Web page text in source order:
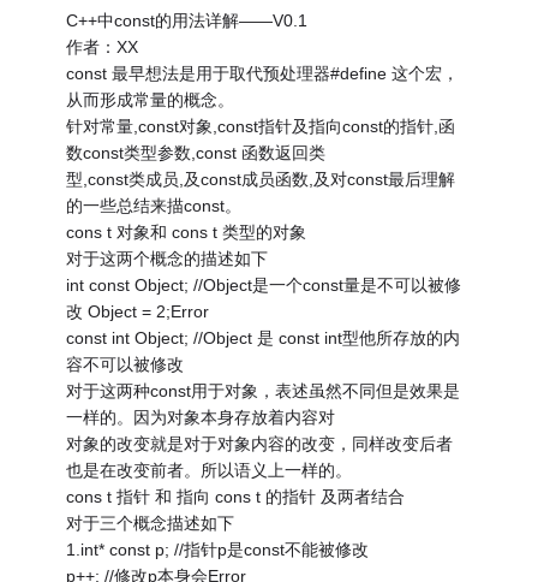
C++中const的用法详解——V0.1
作者：XX
const 最早想法是用于取代预处理器#define 这个宏，
从而形成常量的概念。
针对常量,const对象,const指针及指向const的指针,函
数const类型参数,const 函数返回类
型,const类成员,及const成员函数,及对const最后理解
的一些总结来描const。
cons t 对象和 cons t 类型的对象
对于这两个概念的描述如下
int const Object; //Object是一个const量是不可以被修
改 Object = 2;Error
const int Object; //Object 是 const int型他所存放的内
容不可以被修改
对于这两种const用于对象，表述虽然不同但是效果是
一样的。因为对象本身存放着内容对
对象的改变就是对于对象内容的改变，同样改变后者
也是在改变前者。所以语义上一样的。
cons t 指针 和 指向 cons t 的指针 及两者结合
对于三个概念描述如下
1.int* const p; //指针p是const不能被修改
p++; //修改p本身会Error